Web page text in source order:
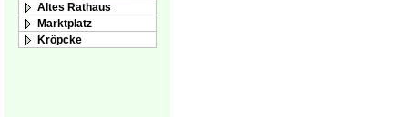
Altes Rathaus
Marktplatz
Kröpcke